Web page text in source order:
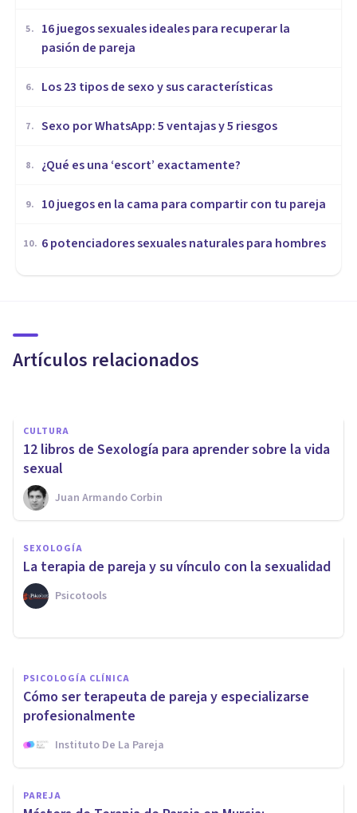
5.
16 juegos sexuales ideales para recuperar la
pasión de pareja
6. Los 23 tipos de sexo y sus características
7. Sexo por WhatsApp: 5 ventajas y 5 riesgos
8. ¿Qué es una ‘escort’ exactamente?
9. 10 juegos en la cama para compartir con tu pareja
10. ​6 potenciadores sexuales naturales para hombres
Artículos relacionados
que pueden convencerte
CULTURA
12 libros de Sexología para aprender sobre la vida
sexual
Juan Armando Corbin
SEXOLOGÍA
La terapia de pareja y su vínculo con la sexualidad
Psicotools
Los 10 Másters de Sexología
más prestigiosos
PSICOLOGÍA CLÍNICA
Cómo ser terapeuta de pareja y especializarse
profesionalmente
Instituto De La Pareja
PAREJA